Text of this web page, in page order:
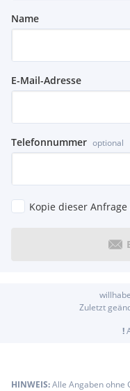
Name
E-Mail-Adresse
Telefonnummer optional
Kopie dieser
Zuletzt
!
HINWEIS:Alle Angaben ohne